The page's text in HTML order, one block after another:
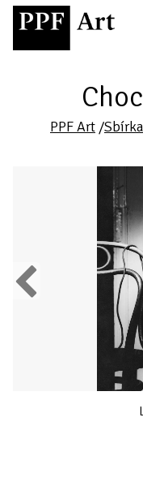
PPF Art /
Previous